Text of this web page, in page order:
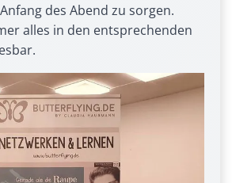
des Abend zu sorgen.
alles in den entsprechenden